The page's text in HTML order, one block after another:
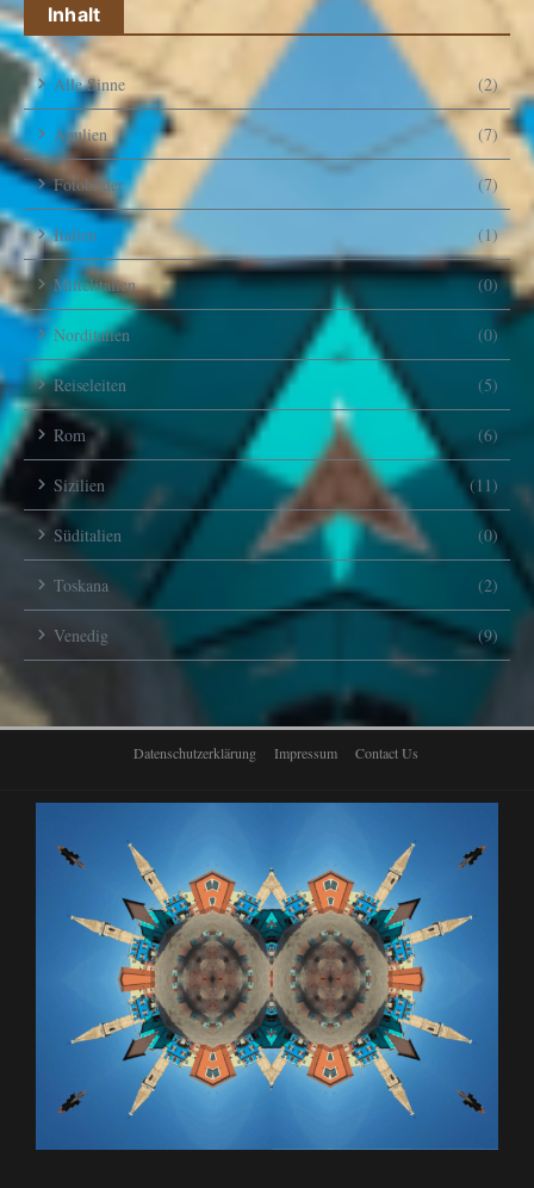
Inhalt
Alle Sinne (2)
Apulien (7)
Fotobilder (7)
Italien (1)
Mittelitalien (0)
Norditalien (0)
Reiseleiten (5)
Rom (6)
Sizilien (11)
Süditalien (0)
Toskana (2)
Venedig (9)
Datenschutzerklärung Impressum Contact Us